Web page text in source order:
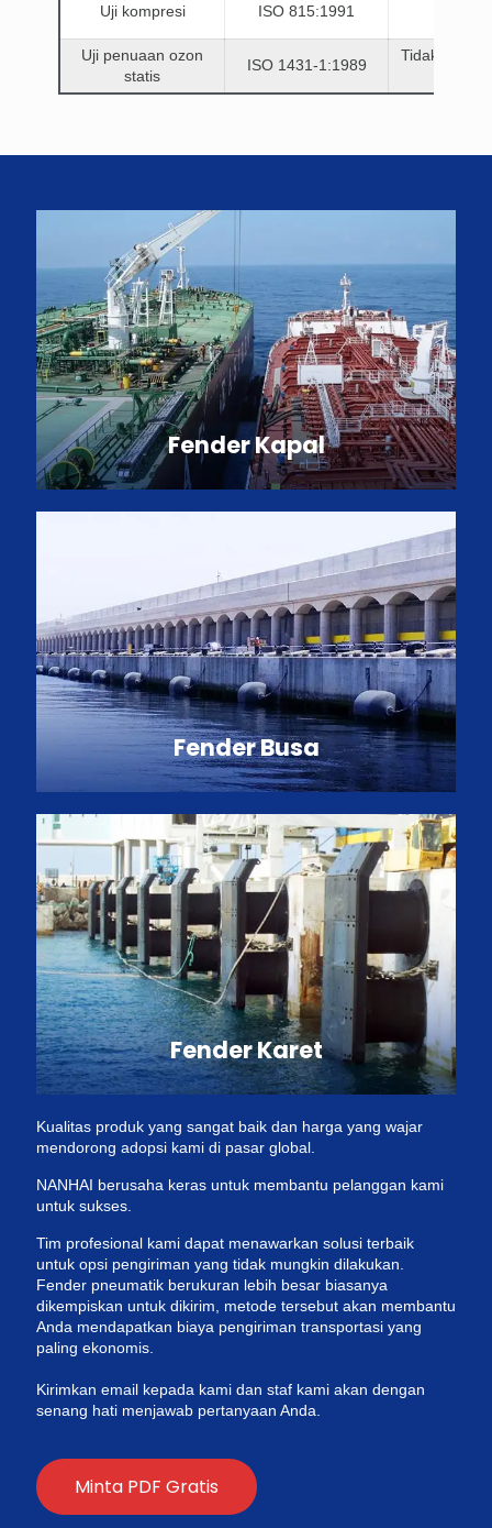
Uji kompresi ISO 815:1991
Uji penuaan ozon
statis
ISO 1431-1:1989
Tidak ada
Fender Kapal
Fender Busa
Fender Karet
Kualitas produk yang sangat baik dan harga yang wajar
mendorong adopsi kami di pasar global.
NANHAI berusaha keras untuk membantu pelanggan kami
untuk sukses.
Tim profesional kami dapat menawarkan solusi terbaik
untuk opsi pengiriman yang tidak mungkin dilakukan.
Fender pneumatik berukuran lebih besar biasanya
dikempiskan untuk dikirim, metode tersebut akan membantu
Anda mendapatkan biaya pengiriman transportasi yang
paling ekonomis.
Kirimkan email kepada kami dan staf kami akan dengan
senang hati menjawab pertanyaan Anda.
Minta PDF Gratis